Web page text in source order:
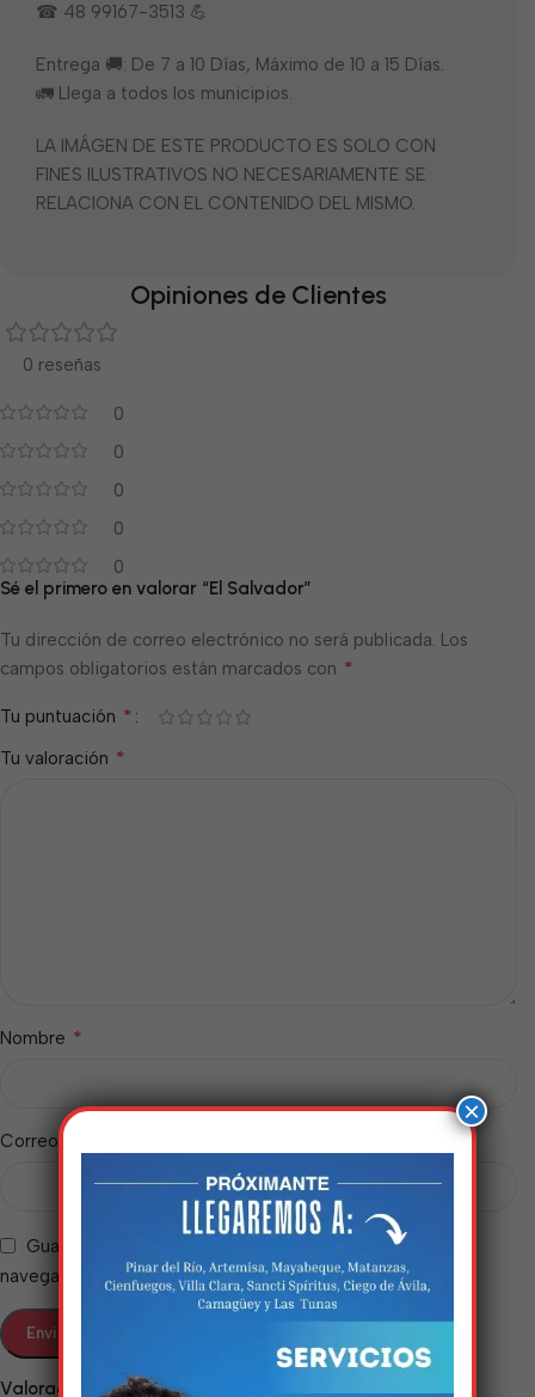
☎ 48 99167-3513 💪
Entrega 🚚: De 7 a 10 Días, Máximo de 10 a 15 Días.
🚛 Llega a todos los municipios.
LA IMÁGEN DE ESTE PRODUCTO ES SOLO CON
FINES ILUSTRATIVOS NO NECESARIAMENTE SE
RELACIONA CON EL CONTENIDO DEL MISMO.
Opiniones de Clientes
0 reseñas
0
0
0
0
0
Valoraciones
Sé el primero en valorar “El Salvador”
Tu dirección de correo electrónico no será publicada. Los
campos obligatorios están marcados con *
Tu puntuación *
Tu valoración *
Nombre *
Correo electrónico
Guarda mi nombre, correo electrónico y web en este
navegador para la próxima vez que comente.
×
Estamos trabalhando
nisso!